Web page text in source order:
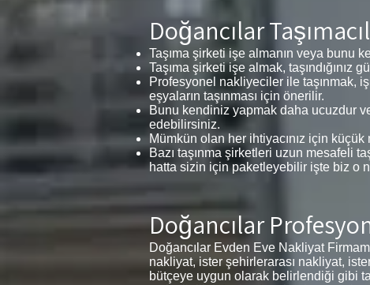
Doğancılar
Taşıma şirketi işe almanın veya bunu
Taşıma şirketi işe almak,
Profesyonel nakliyeciler ile taşınmak,
eşyaların taşınması için önerilir.
Bunu kendiniz yapmak daha ucuzdur
edebilirsiniz.
Mümkün olan her ihtiyacınız için
Bazı taşınma şirketleri uzun mesafeli
hatta sizin için paketleyebilir işte biz o
Doğancılar
Doğancılar Evden Eve Nakliyat
nakliyat, ister şehirlerarası nakliyat,
bütçeye uygun olarak belirlendiği gibi